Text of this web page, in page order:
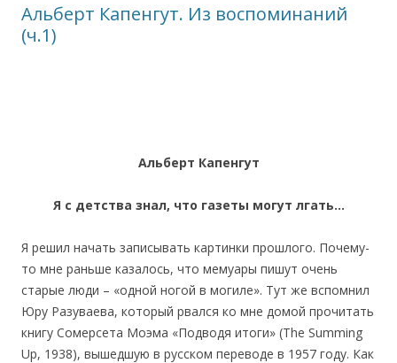
Альберт Капенгут. Из воспоминаний
(ч.1)
Альберт Капенгут
Я с детства знал, что газеты могут лгать…
Я решил начать записывать картинки прошлого. Почему-
то мне раньше казалось, что мемуары пишут очень
старые люди – «одной ногой в могиле». Тут же вспомнил
Юру Разуваева, который рвался ко мне домой прочитать
книгу Сомерсета Моэма «Подводя итоги» (The Summing
Up, 1938), вышедшую в русском переводе в 1957 году. Как